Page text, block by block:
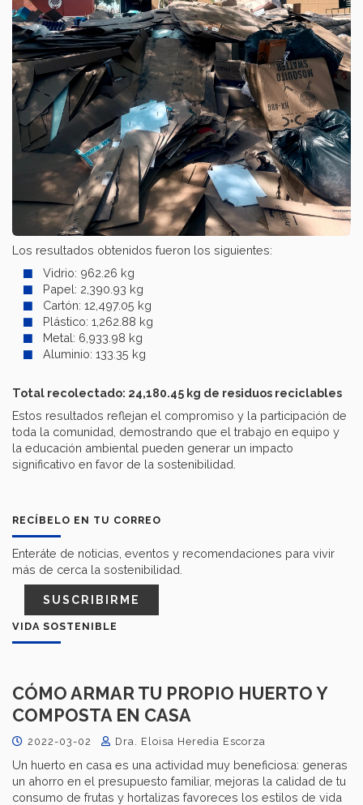
Los resultados obtenidos fueron los siguientes:
Vidrio: 962.26 kg
Papel: 2,390.93 kg
Cartón: 12,497.05 kg
Plástico: 1,262.88 kg
Metal: 6,933.98 kg
Aluminio: 133.35 kg
Total recolectado: 24,180.45 kg de residuos reciclables
Estos resultados reflejan el compromiso y la participación de
toda la comunidad, demostrando que el trabajo en equipo y
la educación ambiental pueden generar un impacto
significativo en favor de la sostenibilidad.
RECÍBELO EN TU CORREO
Enteráte de noticias, eventos y recomendaciones para vivir
más de cerca la sostenibilidad.
SUSCRIBIRME
VIDA SOSTENIBLE
CÓMO ARMAR TU PROPIO HUERTO Y
COMPOSTA EN CASA
2022-03-02 Dra. Eloisa Heredia Escorza
Un huerto en casa es una actividad muy beneficiosa: generas
un ahorro en el presupuesto familiar, mejoras la calidad de tu
consumo de frutas y hortalizas favoreces los estilos de vida